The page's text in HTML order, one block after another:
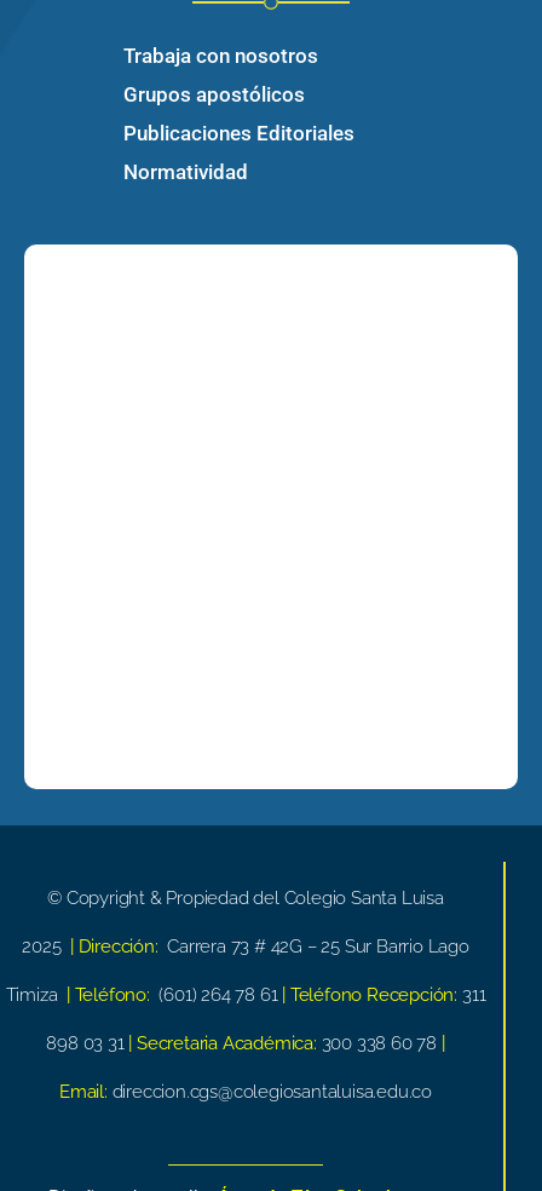
Trabaja con nosotros
Grupos apostólicos
Publicaciones Editoriales
Normatividad
© Copyright & Propiedad del Colegio Santa Luisa
2025 | Dirección: Carrera 73 # 42G – 25 Sur Barrio Lago
Timiza | Teléfono: (601) 264 78 61 | Teléfono Recepción: 311
898 03 31 | Secretaria Académica: 300 338 60 78
Email: direccion.cgs@colegiosantaluisa.edu.co